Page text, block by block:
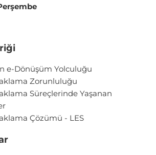
e-Dönüşüm Yolculuğu
Zorunluluğu
Süreçlerinde Yaşanan
Çözümü - LES